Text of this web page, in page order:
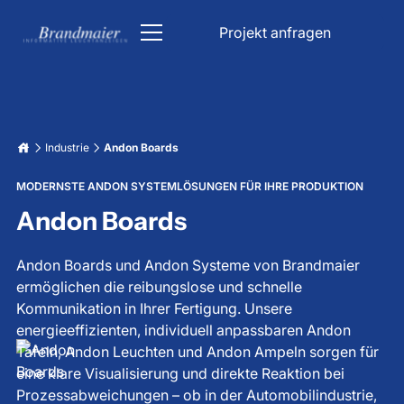
Projekt anfragen
Bahn Anzeigetafel
Bahnhof Anzeigetafel
Fahrgastinformation
Kirche
Kirchenbeleuchtung
Liedanzeige Kirche
Parken & Verkehr
Verkehrsleitsystem
Tiefgaragenbeleuchtung
Industrie
Unfallfreie Tage Anzeige
Stoppuhr Großanzeige
LED Großanzeige
Datum & Uhrzeit Anzeige
Wetterdatenanzeigen
Lichttechnik
LED Beleuchtung für Trinkwasserbehälter
Über uns
Karriere
Industrie Andon Boards
MODERNSTE ANDON SYSTEMLÖSUNGEN FÜR IHRE PRODUKTION
Andon Boards
Andon Boards und Andon Systeme von Brandmaier
ermöglichen die reibungslose und schnelle
Kommunikation in Ihrer Fertigung. Unsere
energieeffizienten, individuell anpassbaren Andon
Tafeln, Andon Leuchten und Andon Ampeln sorgen für
eine klare Visualisierung und direkte Reaktion bei
Prozessabweichungen – ob in der Automobilindustrie,